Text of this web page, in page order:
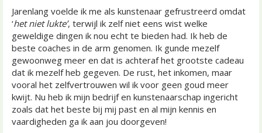
Jarenlang voelde ik me als kunstenaar gefrustreerd omdat
‘het niet lukte’, terwijl ik zelf niet eens wist welke
geweldige dingen ik nou echt te bieden had. Ik heb de
beste coaches in de arm genomen. Ik gunde mezelf
gewoonweg meer en dat is achteraf het grootste cadeau
dat ik mezelf heb gegeven. De rust, het inkomen, maar
vooral het zelfvertrouwen wil ik voor geen goud meer
kwijt. Nu heb ik mijn bedrijf en kunstenaarschap ingericht
zoals dat het beste bij mij past en al mijn kennis en
vaardigheden ga ik aan jou doorgeven!